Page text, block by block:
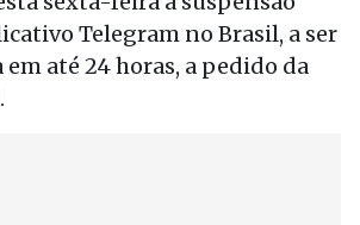
Telegram no Brasil, a ser
até 24 horas, a pedido da